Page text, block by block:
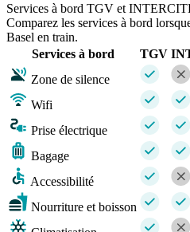
Services à bord TGV et
Comparez les services à bord
Basel en train.
Services à bord
TGV
Zone de silence
Wifi
Prise électrique
Bagage
Accessibilité
Nourriture et boisson